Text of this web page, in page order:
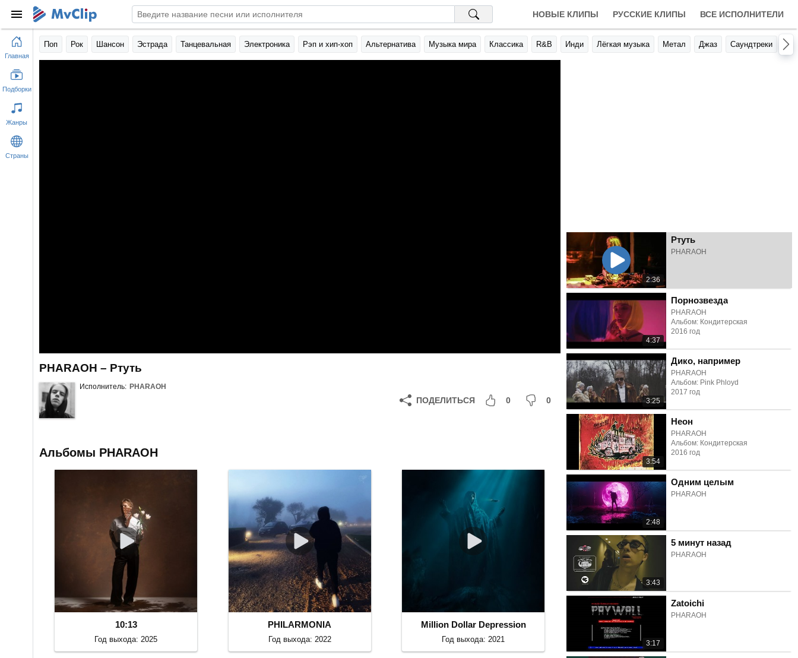
НОВЫЕ КЛИПЫ РУССКИЕ КЛИПЫ ВСЕ ИСПОЛНИТЕЛИ
Поп Рок Шансон Эстрада Танцевальная Электроника Рэп и хип-хоп Альтернатива Музыка мира Классика R&B Инди Лёгкая музыка Метал Джаз Саундтреки
PHARAOH – Ртуть
Исполнитель: PHARAOH
ПОДЕЛИТЬСЯ 0 0
2:36
Ртуть
PHARAOH
4:37
Порнозвезда
PHARAOH
Альбом: Кондитерская
2016 год
3:25
Дико, например
PHARAOH
Альбом: Pink Phloyd
2017 год
3:54
Неон
PHARAOH
Альбом: Кондитерская
2016 год
2:48
Одним целым
PHARAOH
3:43
5 минут назад
PHARAOH
3:17
Zatoichi
PHARAOH
Альбомы PHARAOH
10:13
Год выхода: 2025
PHILARMONIA
Год выхода: 2022
Million Dollar Depression
Год выхода: 2021
Главная
Подборки
Жанры
Страны